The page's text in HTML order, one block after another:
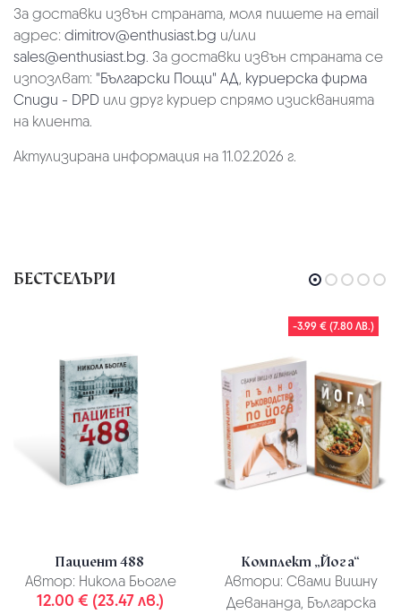
За доставки извън страната, моля пишете на email
адрес: dimitrov@enthusiast.bg и/или
sales@enthusiast.bg. За доставки извън страната се
изпозлват: "Български Пощи" АД, куриерска фирма
Спиди - DPD или друг куриер спрямо изискванията
на клиента.
Актулизирана информация на 11.02.2026 г.
БЕСТСЕЛЪРИ
Пациент 488
Автор: Никола Бьогле
12.00 € (23.47 лв.)
-3.99 € (7.80 ЛВ.)
Комплект „Йога“
Автори: Свами Вишну
Девананда, Българска